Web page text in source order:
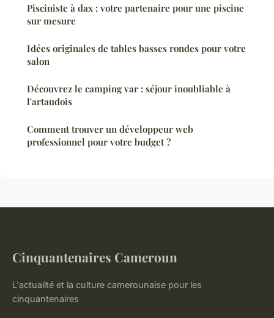
Pisciniste à dax : votre partenaire pour une piscine
sur mesure
Idées originales de tables basses rondes pour votre
salon
Découvrez le camping var : séjour inoubliable à
l'artaudois
Comment trouver un développeur web
professionnel pour votre budget ?
Cinquantenaires Cameroun
L'actualité et la culture camerounaise pour les
cinquantenaires